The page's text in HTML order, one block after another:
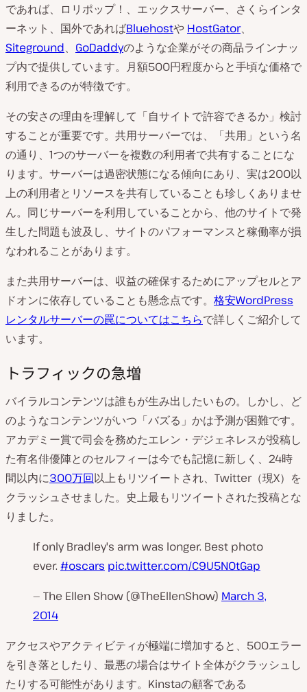
であれば、ロリポップ！、エックスサーバー、さくらインタ
ーネット、国外であればBluehostや HostGator、
Siteground、 GoDaddyのような企業がその商品ラインナッ
プ内で提供しています。月額500円程度からと手頃な価格で
利用できるのが特徴です。
その安さの理由を理解して「自サイトで許容できるか」検討
することが重要です。共用サーバーでは、「共用」という名
の通り、1つのサーバーを複数の利用者で共有することにな
ります。サーバーは過密状態になる傾向にあり、実は200以
上の利用者とリソースを共有していることも珍しくありませ
ん。同じサーバーを利用していることから、他のサイトで発
生した問題も波及し、サイトのパフォーマンスと稼働率が損
なわれることがあります。
また共用サーバーは、収益の確保するためにアップセルとア
ドオンに依存していることも懸念点です。 格安WordPress
レンタルサーバーの罠についてはこちらで詳しくご紹介して
います。
トラフィックの急増
バイラルコンテンツは誰もが生み出したいもの。しかし、ど
のようなコンテンツがいつ「バズる」かは予測が困難です。
アカデミー賞で司会を務めたエレン・デジェネレスが投稿し
た有名俳優陣とのセルフィーは今でも記憶に新しく、24時
間以内に300万回以上もリツイートされ、Twitter（現X）を
クラッシュさせました。史上最もリツイートされた投稿とな
りました。
If only Bradley's arm was longer. Best photo
ever. #oscars pic.twitter.com/C9U5NOtGap
— The Ellen Show (@TheEllenShow) March 3,
2014
アクセスやアクティビティが極端に増加すると、500エラー
を引き落としたり、最悪の場合はサイト全体がクラッシュし
たりする可能性があります。Kinstaの顧客である